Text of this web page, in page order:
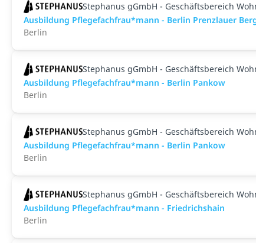
Stephanus gGmbH - Geschäftsbereich
Ausbildung Pflegefachfrau*mann - Berlin Prenzlauer
Berlin
Stephanus gGmbH - Geschäftsbereich
Ausbildung Pflegefachfrau*mann - Berlin Pankow
Berlin
Stephanus gGmbH - Geschäftsbereich
Ausbildung Pflegefachfrau*mann - Berlin Pankow
Berlin
Stephanus gGmbH - Geschäftsbereich
Ausbildung Pflegefachfrau*mann - Friedrichshain
Berlin